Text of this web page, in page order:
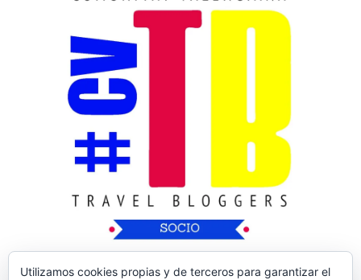
Utilizamos cookies propias y de terceros para garantizar el